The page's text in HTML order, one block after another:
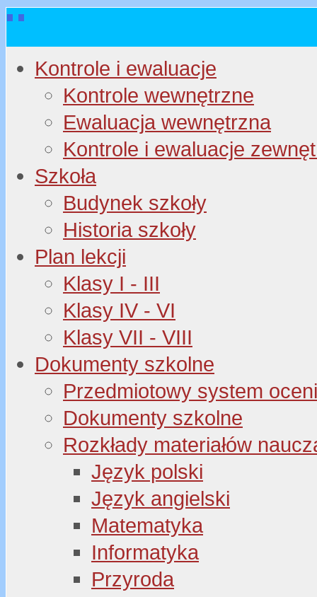
Kontrole i ewaluacje
Kontrole wewnętrzne
Ewaluacja wewnętrzna
Kontrole i ewaluacje
Szkoła
Budynek szkoły
Historia szkoły
Plan lekcji
Klasy I - III
Klasy IV - VI
Klasy VII - VIII
Dokumenty szkolne
Przedmiotowy system
Dokumenty szkolne
Rozkłady materiałów
Język polski
Język angielski
Matematyka
Informatyka
Przyroda